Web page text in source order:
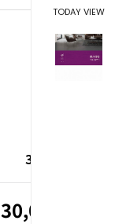
TODAY VIEW
30,000
30,000